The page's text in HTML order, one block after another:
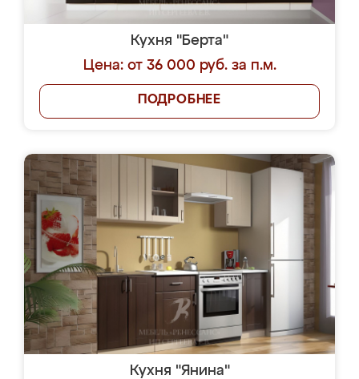
Кухня "Берта"
Цена: от 36 000 руб. за п.м.
ПОДРОБНЕЕ
Кухня "Янина"